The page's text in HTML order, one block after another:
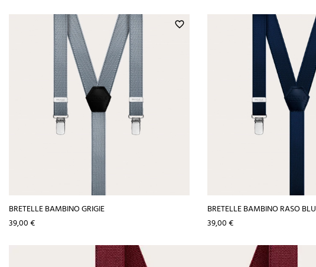
favorite_border
BRETELLE BAMBINO GRIGIE
Prezzo
39,00 €
BRETELLE BAMBINO RASO BLU
Prezzo
39,00 €